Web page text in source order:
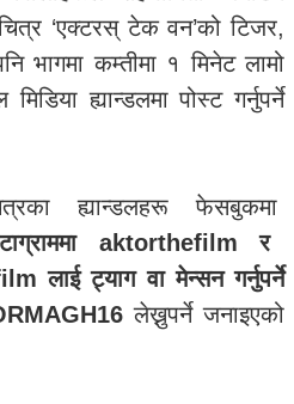
‘एक्टरस् टेक वन’को टिजर,
भागमा कम्तीमा १ मिनेट लामो
ह्यान्डलमा पोस्ट गर्नुपर्ने
ह्यान्डलहरू फेसबुकमा
aktorthefilm र
लाई ट्याग वा मेन्सन गर्नुपर्ने
लेख्नुपर्ने जनाइएको